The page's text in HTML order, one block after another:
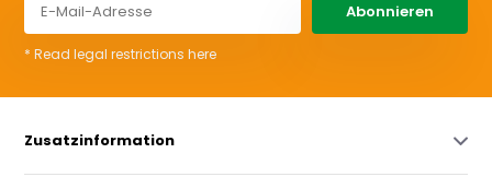
Abonnieren
* Read legal restrictions here
Zusatzinformation